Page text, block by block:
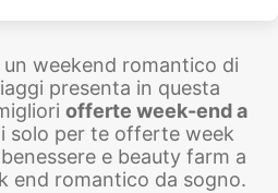
weekend romantico di
presenta in questa
offerte week-end a
solo per te offerte week
e beauty farm a
end romantico da sogno.